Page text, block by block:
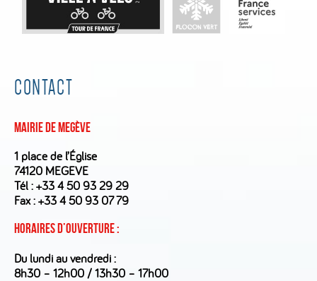
CONTACT
Mairie de Megève
1 place de l’Église
74120 MEGEVE
Tél :+33 4 50 93 29 29
Fax : +33 4 50 93 07 79
Horaires d’ouverture :
Du lundi au vendredi :
8h30 – 12h00 / 13h30 – 17h00